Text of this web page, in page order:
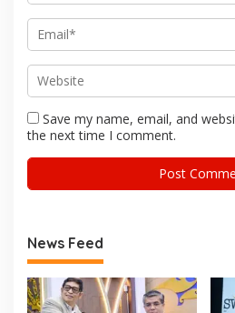
Save my name, email, and
the next time I comment.
News Feed